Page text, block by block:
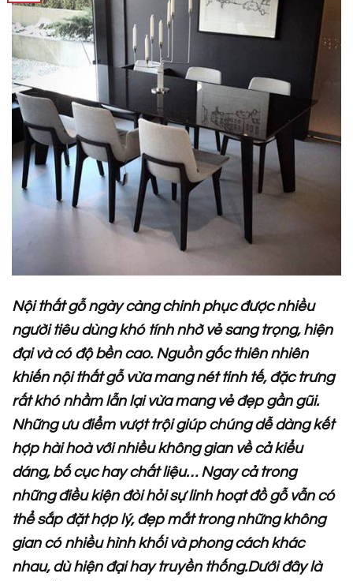
Nội thất gỗ ngày càng chinh phục được nhiều
người tiêu dùng khó tính nhờ vẻ sang trọng, hiện
đại và có độ bền cao. Nguồn gốc thiên nhiên
khiến nội thất gỗ vừa mang nét tinh tế, đặc trưng
rất khó nhầm lẫn lại vừa mang vẻ đẹp gần gũi.
Những ưu điểm vượt trội giúp chúng dễ dàng kết
hợp hài hoà với nhiều không gian về cả kiểu
dáng, bố cục hay chất liệu… Ngay cả trong
những điều kiện đòi hỏi sự linh hoạt đồ gỗ vẫn có
thể sắp đặt hợp lý, đẹp mắt trong những không
gian có nhiều hình khối và phong cách khác
nhau, dù hiện đại hay truyền thống.Dưới đây là